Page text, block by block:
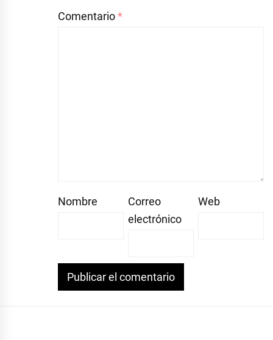
Comentario*
Nombre
Correo
electrónico
Web